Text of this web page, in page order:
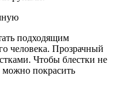
подходящим
человека. Прозрачный
Чтобы блестки не
покрасить